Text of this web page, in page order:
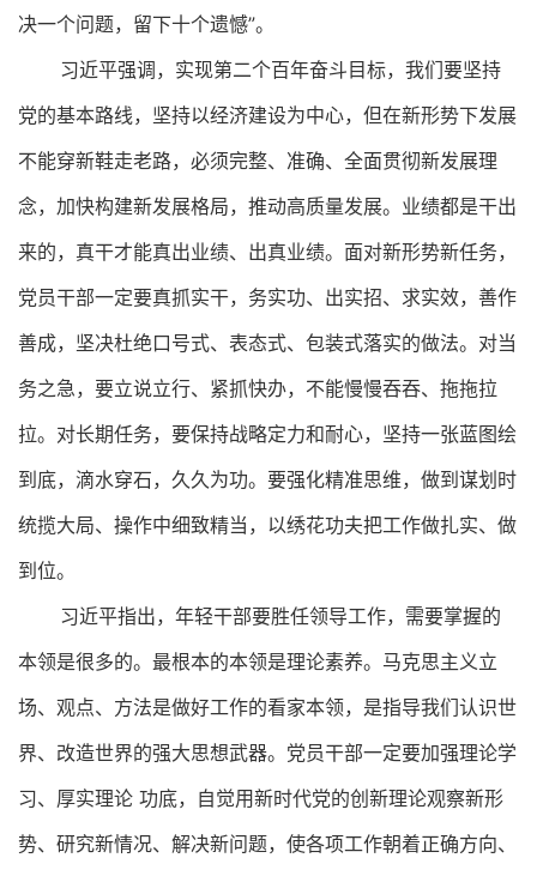
决一个问题，留下十个遗憾”。
习近平强调，实现第二个百年奋斗目标，我们要坚持
党的基本路线，坚持以经济建设为中心，但在新形势下发展
不能穿新鞋走老路，必须完整、准确、全面贯彻新发展理
念，加快构建新发展格局，推动高质量发展。业绩都是干出
来的，真干才能真出业绩、出真业绩。面对新形势新任务，
党员干部一定要真抓实干，务实功、出实招、求实效，善作
善成，坚决杜绝口号式、表态式、包装式落实的做法。对当
务之急，要立说立行、紧抓快办，不能慢慢吞吞、拖拖拉
拉。对长期任务，要保持战略定力和耐心，坚持一张蓝图绘
到底，滴水穿石，久久为功。要强化精准思维，做到谋划时
统揽大局、操作中细致精当，以绣花功夫把工作做扎实、做
到位。
习近平指出，年轻干部要胜任领导工作，需要掌握的
本领是很多的。最根本的本领是理论素养。马克思主义立
场、观点、方法是做好工作的看家本领，是指导我们认识世
界、改造世界的强大思想武器。党员干部一定要加强理论学
习、厚实理论 功底，自觉用新时代党的创新理论观察新形
势、研究新情况、解决新问题，使各项工作朝着正确方向、